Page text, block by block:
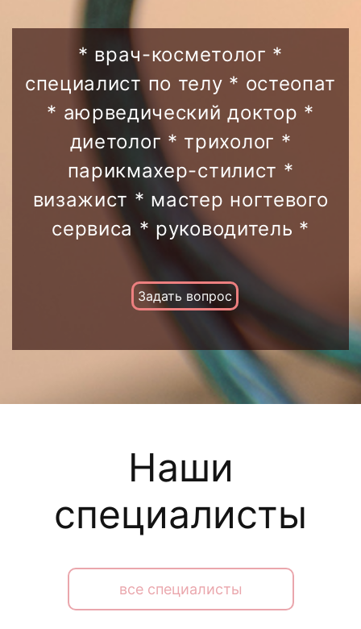
* врач-косметолог *
специалист по телу * остеопат
* аюрведический доктор *
диетолог * трихолог *
парикмахер-стилист *
визажист * мастер ногтевого
сервиса * руководитель *
Задать вопрос
Наши
специалисты
все специалисты